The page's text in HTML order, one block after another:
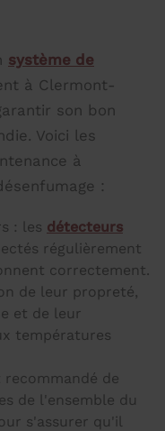
système de
à Clermont-
son bon
Voici les
à
:
: les détecteurs
régulièrement
correctement.
de leur propreté,
et de leur
températures
de
de l'ensemble du
s'assurer qu'il